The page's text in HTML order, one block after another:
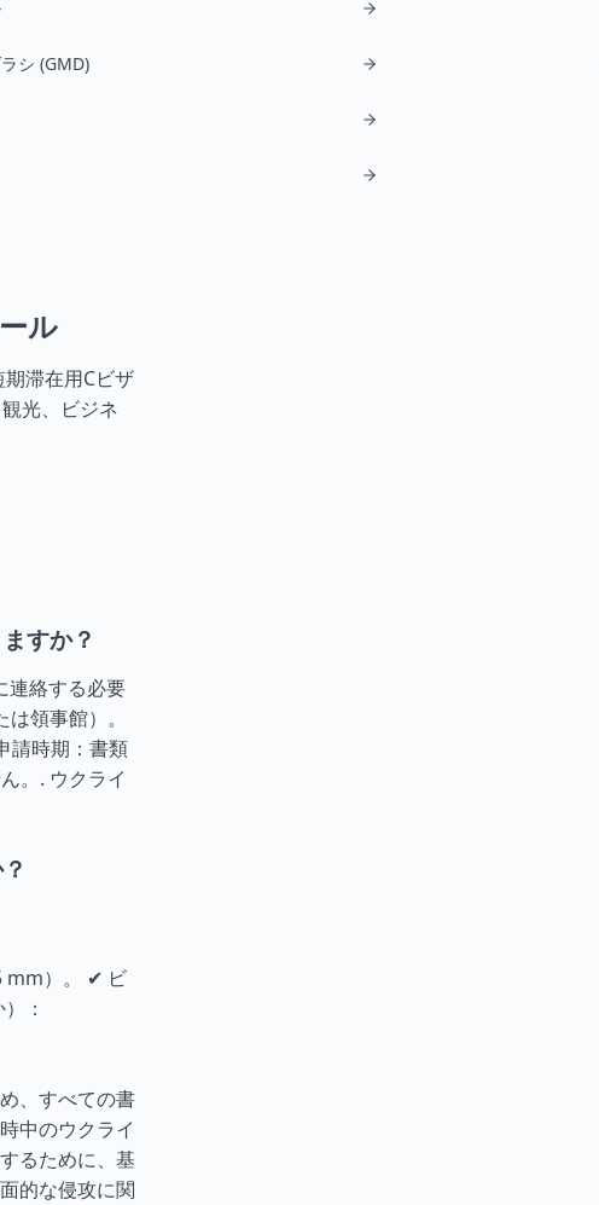
シ (GMD)
ル
滞在用Cビザ
光、ビジネ
すか？
連絡する必要
領事館）。
請時期：書類
。. ウクライ
mm）。 ✔ ビ
：
、すべての書
中のウクライ
るために、基
的な侵攻に関